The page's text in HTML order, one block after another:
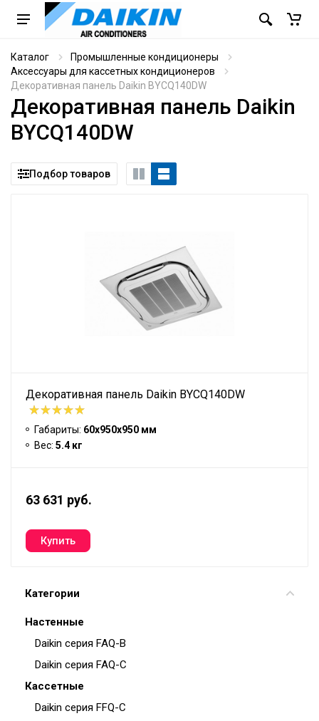
Каталог
Промышленные кондиционеры
Аксессуары для кассетных кондиционеров
Декоративная панель Daikin BYCQ140DW
Декоративная панель Daikin
BYCQ140DW
Категории
Настенные
Daikin серия FAQ-B
Daikin серия FAQ-C
Кассетные
Daikin серия FFQ-C
Подбор товаров
Декоративная панель Daikin BYCQ140DW
Габариты: 60x950x950 мм
Вес: 5.4 кг
63 631 руб.